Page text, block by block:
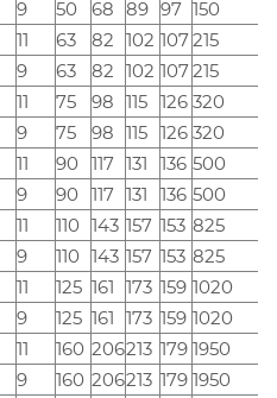
9 50 68 89 97 150
11 63 82 102 107215
9 63 82 102 107215
11 75 98 115 126 320
9 75 98 115 126 320
11 90 117 131 136 500
9 90 117 131 136 500
11 110 143 157 153 825
9 110 143 157 153 825
11 125 161 173 159 1020
9 125 161 173 159 1020
11 160 206213 179 1950
9 160 206213 179 1950